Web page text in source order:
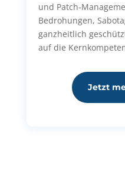
und Patch-
Bedrohungen,
ganzheitlich
auf die
Jetzt